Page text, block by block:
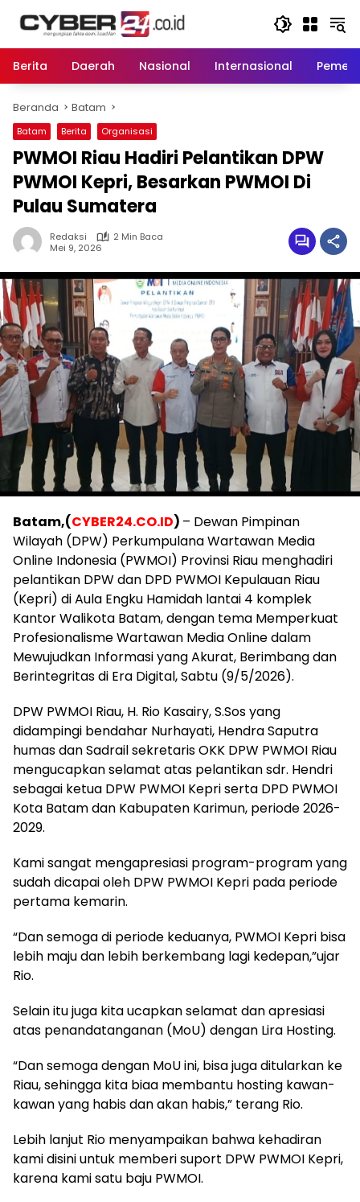
Berita
Daerah Nasional Internasional
Beranda Batam
Batam Berita Organisasi
PWMOI Riau Hadiri Pelantikan DPW
PWMOI Kepri, Besarkan PWMOI Di
Pulau Sumatera
Redaksi
2 Min Baca
Mei 9, 2026
Batam,(CYBER24.CO.ID) – Dewan Pimpinan
Wilayah (DPW) Perkumpulana Wartawan Media
Online Indonesia (PWMOI) Provinsi Riau menghadiri
pelantikan DPW dan DPD PWMOI Kepulauan Riau
(Kepri) di Aula Engku Hamidah lantai 4 komplek
Kantor Walikota Batam, dengan tema Memperkuat
Profesionalisme Wartawan Media Online dalam
Mewujudkan Informasi yang Akurat, Berimbang dan
Berintegritas di Era Digital, Sabtu (9/5/2026).
DPW PWMOI Riau, H. Rio Kasairy, S.Sos yang
didampingi bendahar Nurhayati, Hendra Saputra
humas dan Sadrail sekretaris OKK DPW PWMOI Riau
mengucapkan selamat atas pelantikan sdr. Hendri
sebagai ketua DPW PWMOI Kepri serta DPD PWMOI
Kota Batam dan Kabupaten Karimun, periode 2026-
2029.
Kami sangat mengapresiasi program-program yang
sudah dicapai oleh DPW PWMOI Kepri pada periode
pertama kemarin.
“Dan semoga di periode keduanya, PWMOI Kepri bisa
lebih maju dan lebih berkembang lagi kedepan,”ujar
Rio.
Selain itu juga kita ucapkan selamat dan apresiasi
atas penandatanganan (MoU) dengan Lira Hosting.
“Dan semoga dengan MoU ini, bisa juga ditularkan ke
Riau, sehingga kita biaa membantu hosting kawan-
kawan yang habis dan akan habis,” terang Rio.
Lebih lanjut Rio menyampaikan bahwa kehadiran
kami disini untuk memberi suport DPW PWMOI Kepri,
karena kami satu baju PWMOI.